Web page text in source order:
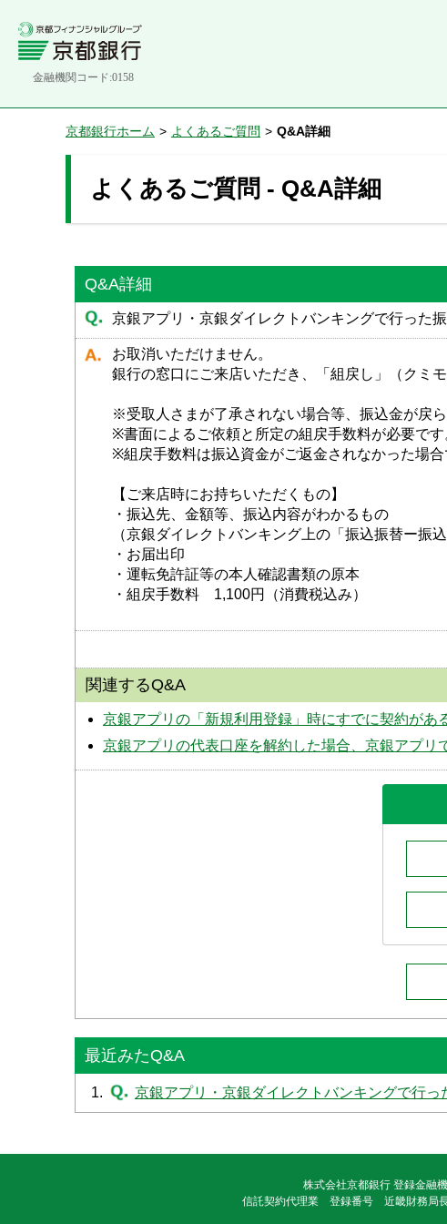
金融機関コード:0158
京都銀行ホーム > よくあるご質問 > Q&A詳細
よくあるご質問 - Q&A詳細
Q&A詳細
京銀アプリ・京銀ダイレクトバンキングで行った
お取消いただけません。
銀行の窓口にご来店いただき、「組戻し」（クミ
※受取人さまが了承されない場合等、振込金が戻
※書面によるご依頼と所定の組戻手数料が必要です
※組戻手数料は振込資金がご返金されなかった場
【ご来店時にお持ちいただくもの】
・振込先、金額等、振込内容がわかるもの
（京銀ダイレクトバンキング上の「振込振替ー振
・お届出印
・運転免許証等の本人確認書類の原本
・組戻手数料　1,100円（消費税込み）
関連するQ&A
京銀アプリの「新規利用登録」時にすでに契約があ
京銀アプリの代表口座を解約した場合、京銀アプリ
最近みたQ&A
1. 京銀アプリ・京銀ダイレクトバンキングで行っ
株式会社京都銀行 登録金融
信託契約代理業 登録番号 近畿財務局